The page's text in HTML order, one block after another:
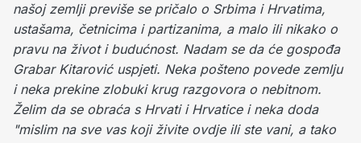
našoj zemlji previše se pričalo o Srbima i Hrvatima,
ustašama, četnicima i partizanima, a malo ili nikako o
pravu na život i budućnost. Nadam se da će gospođa
Grabar Kitarović uspjeti. Neka pošteno povede zemlju
i neka prekine zlobuki krug razgovora o nebitnom.
Želim da se obraća s Hrvati i Hrvatice i neka doda
"mislim na sve vas koji živite ovdje ili ste vani, a tako